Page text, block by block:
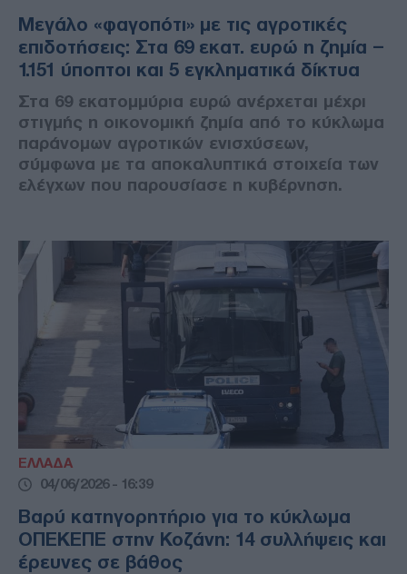
Μεγάλο «φαγοπότι» με τις αγροτικές
επιδοτήσεις: Στα 69 εκατ. ευρώ η ζημία –
1.151 ύποπτοι και 5 εγκληματικά δίκτυα
Στα 69 εκατομμύρια ευρώ ανέρχεται μέχρι
στιγμής η οικονομική ζημία από το κύκλωμα
παράνομων αγροτικών ενισχύσεων,
σύμφωνα με τα αποκαλυπτικά στοιχεία των
ελέγχων που παρουσίασε η κυβέρνηση.
ΕΛΛΑΔΑ
04/06/2026 - 16:39
Βαρύ κατηγορητήριο για το κύκλωμα
ΟΠΕΚΕΠΕ στην Κοζάνη: 14 συλλήψεις και
έρευνες σε βάθος